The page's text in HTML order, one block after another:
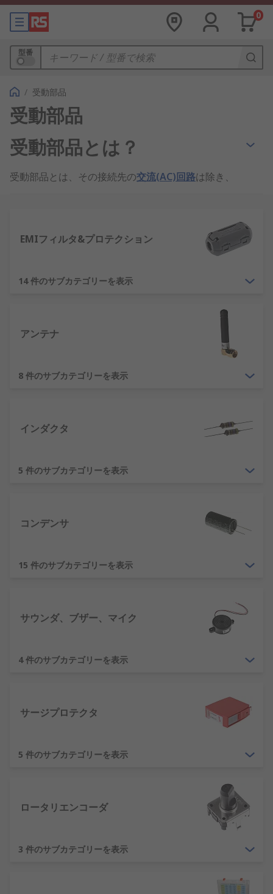
0
型番
/ 受動部品
受動部品
受動部品とは？
受動部品とは、その接続先の交流(AC)回路は除き、
受動デバイスは電力を増幅できないので、エネルギ
インダクタ、コンデンサ、トランス
受動部品は、個別に使用するか、回路内で直列又は
並列の組み合わせで接続して複雑な回路や信号を制
コンデンサ
持できる部品のことです。コンデンサは、絶縁材で
ートに電荷が蓄えられます。一方のプレートには正
の電荷が、また他方のプレートには負の電荷が蓄え
コンデンサは、電圧が印加されなくなっても電荷を
デンサ、アルミ電解コンデンサ、タンタル電解コン
デンサ、力率補正コンデンサなど、さまざまな種類
とは、電流の流れを制限する電気部品のこと
です。抵抗器は、電流の増幅や整流の機能はありま
型デバイスです。
インダクタ とは、エネルギーの蓄積 / 放出はできま
すが、生成はできない受動デバイスのことです。通
けたコイルで構成されています。このコイルに電流
EMIフィルタ&プロテクション
14 件のサブカテゴリーを表示
アンテナ
8 件のサブカテゴリーを表示
インダクタ
5 件のサブカテゴリーを表示
コンデンサ
15 件のサブカテゴリーを表示
サウンダ、ブザー、マイク
4 件のサブカテゴリーを表示
サージプロテクタ
5 件のサブカテゴリーを表示
ロータリエンコーダ
3 件のサブカテゴリーを表示